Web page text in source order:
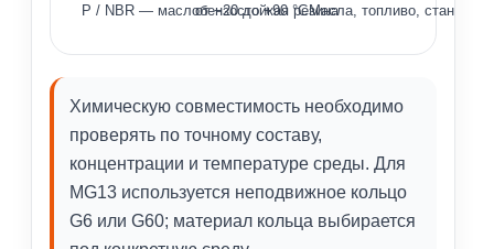
P / NBR — маслобензостойкая резина
от −20 до +90 °CМасла, топливо,
Химическую совместимость необходимо
проверять по точному составу,
концентрации и температуре среды. Для
MG13 используется неподвижное кольцо
G6 или G60; материал кольца выбирается